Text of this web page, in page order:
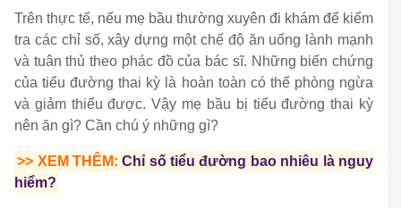
Trên thực tế, nếu mẹ bầu thường xuyên đi khám để kiểm
tra các chỉ số, xây dựng một chế độ ăn uống lành mạnh
và tuân thủ theo phác đồ của bác sĩ. Những biến chứng
của tiểu đường thai kỳ là hoàn toàn có thể phòng ngừa
và giảm thiểu được. Vậy mẹ bầu bị tiểu đường thai kỳ
nên ăn gì? Cần chú ý những gì?
>> XEM THÊM:Chỉ số tiểu đường bao nhiêu là nguy
hiểm?